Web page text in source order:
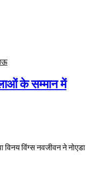
के सम्मान में
विंग्स नवजीवन ने नोएडा